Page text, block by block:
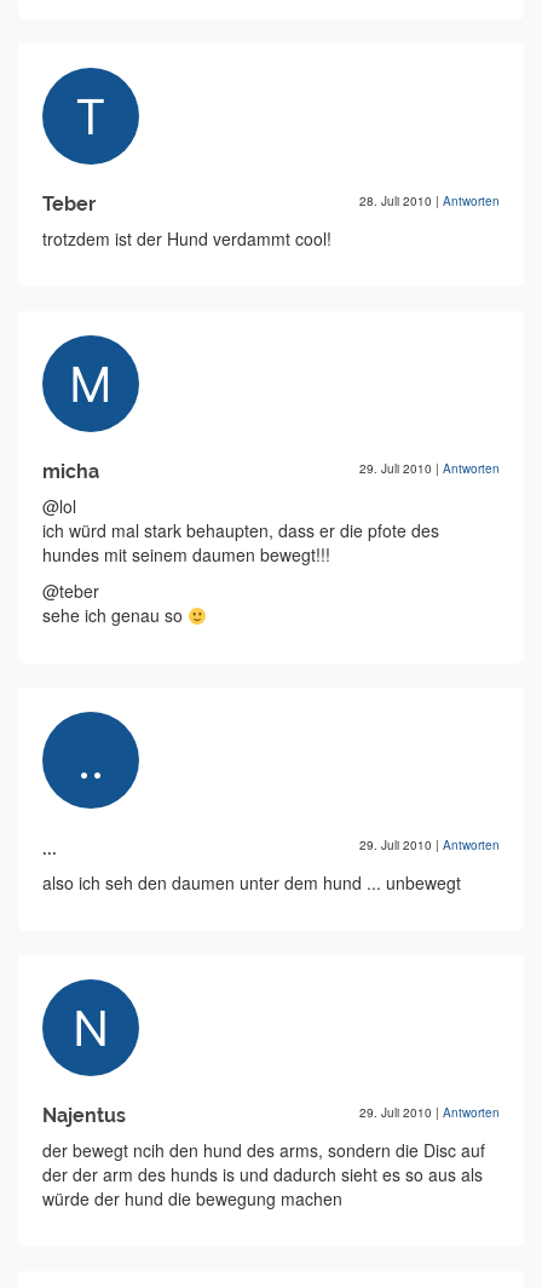
Teber 28. Juli 2010 | Antworten
trotzdem ist der Hund verdammt cool!
micha 29. Juli 2010 | Antworten
@lol
ich würd mal stark behaupten, dass er die pfote des
hundes mit seinem daumen bewegt!!!
@teber
sehe ich genau so
... 29. Juli 2010 | Antworten
also ich seh den daumen unter dem hund ... unbewegt
Najentus 29. Juli 2010 | Antworten
der bewegt ncih den hund des arms, sondern die Disc auf
der der arm des hunds is und dadurch sieht es so aus als
würde der hund die bewegung machen